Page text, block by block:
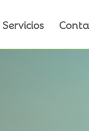
Servicios